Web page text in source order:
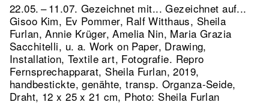
22.05. – 11.07. Gezeichnet mit... Gezeichnet auf...
Gisoo Kim, Ev Pommer, Ralf Witthaus, Sheila
Furlan, Annie Krüger, Amelia Nin, Maria Grazia
Sacchitelli, u. a. Work on Paper, Drawing,
Installation, Textile art, Fotografie. Repro
Fernsprechapparat, Sheila Furlan, 2019,
handbestickte, genähte, transp. Organza-Seide,
Draht, 12 x 25 x 21 cm, Photo: Sheila Furlan